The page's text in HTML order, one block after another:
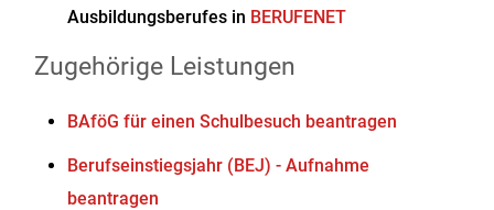
Ausbildungsberufes in BERUFENET
Zugehörige Leistungen
BAföG für einen Schulbesuch beantragen
Berufseinstiegsjahr (BEJ) - Aufnahme
beantragen